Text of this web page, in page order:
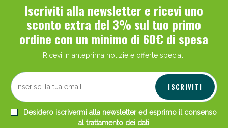
Iscriviti alla newsletter e ricevi uno
sconto extra del 3% sul tuo primo
ordine con un minimo di 60€ di spesa
Ricevi in anteprima notizie e offerte speciali
ISCRIVITI
Desidero iscrivermi alla newsletter ed esprimo il consenso
altrattamento dei dati
Scopri le offerte di Oggi